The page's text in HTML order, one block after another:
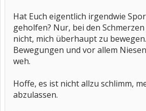
Hat Euch eigentlich irgendwie
geholfen? Nur, bei den
nicht, mich überhaupt zu
Bewegungen und vor allem
weh.
Hoffe, es ist nicht allzu schlimm,
abzulassen.